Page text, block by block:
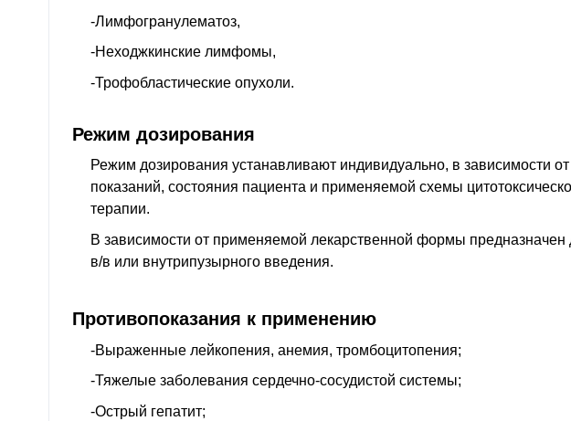
-Лимфогранулематоз,
-Неходжкинские лимфомы,
-Трофобластические опухоли.
Режим дозирования
Режим дозирования устанавливают индивидуально, в зависимости от
показаний, состояния пациента и применяемой схемы
терапии.
В зависимости от применяемой лекарственной формы предназначен
в/в или внутрипузырного введения.
Противопоказания к применению
-Выраженные лейкопения, анемия, тромбоцитопения;
-Тяжелые заболевания сердечно-сосудистой системы;
-Острый гепатит;